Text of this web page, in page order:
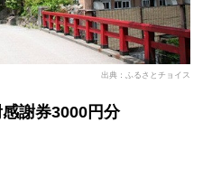
出典：ふるさとチョイス
謝券3000円分